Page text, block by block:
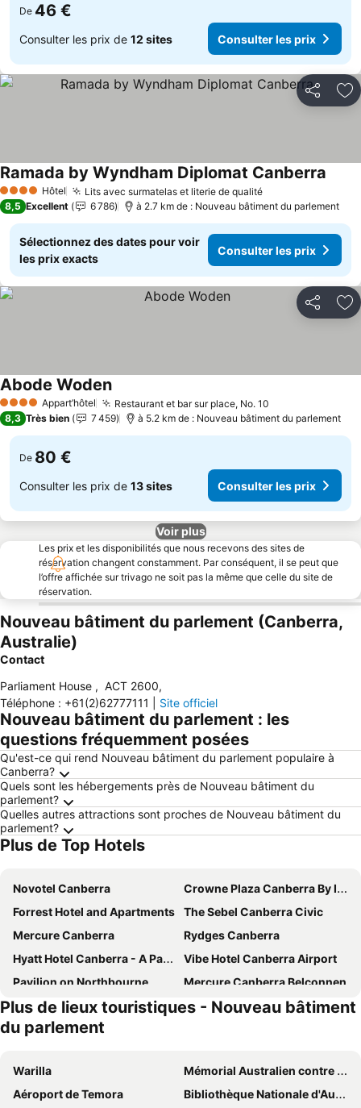
De 46 €
Consulter les prix de 12 sites Consulter les prix
Partager
4 Étoiles Hôtel Lits avec surmatelas et literie de qualitéConsulter les
Ramada by Wyndham Diplomat Canberra
8,5 Excellent 6 786 à 2.7 km de : Nouveau bâtiment du parlement
Sélectionnez des dates pour voir
les prix exacts
Consulter les prix
Partager
4 Étoiles Appart’hôtel Restaurant et bar sur place, No. 10
Abode WodenConsulter les prix
8,3 Très bien 7 459 à 5.2 km de : Nouveau bâtiment du parlement
De 80 €
Consulter les prix de 13 sites Consulter les prix
Voir plus
Les prix et les disponibilités que nous recevons des sites de
réservation changent constamment. Par conséquent, il se peut que
l’offre affichée sur trivago ne soit pas la même que celle du site de
réservation.
Nouveau bâtiment du parlement (Canberra,
Australie)
Contact
Parliament House , ACT 2600,
Téléphone : +61(2)62777111 Site officiel
Nouveau bâtiment du parlement : les
questions fréquemment posées
Qu'est-ce qui rend Nouveau bâtiment du parlement populaire à
Canberra?
Quels sont les hébergements près de Nouveau bâtiment du
parlement?
Quelles autres attractions sont proches de Nouveau bâtiment du
parlement?
Plus de Top Hotels
Novotel Canberra
Crowne Plaza Canberra By Ihg
Forrest Hotel and Apartments
The Sebel Canberra Civic
Mercure Canberra
Rydges Canberra
Hyatt Hotel Canberra - A Park Hyatt Hotel
Vibe Hotel Canberra Airport
Pavilion on Northbourne
Mercure Canberra Belconnen
Mantra MacArthur Canberra
ibis budget Canberra
ibis Styles Canberra
Abode Belconnen
QT Canberra
Canberra Accommodation Centre
ibis Styles Canberra Eaglehawk
Plus de lieux touristiques - Nouveau bâtiment
du parlement
Warilla
Mémorial Australien contre les guerres
Aéroport de Temora
Bibliothèque Nationale d'Australie